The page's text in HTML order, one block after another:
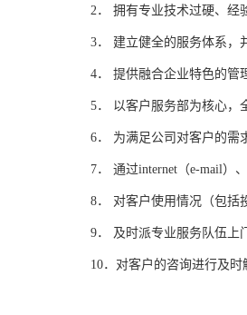
2． 拥有专业技术过硬、经
3． 建立健全的服务体系，
4． 提供融合企业特色的管
5． 以客户服务部为核心，
6． 为满足公司对客户的需
7． 通过internet（e-mail）
8． 对客户使用情况（包括
9． 及时派专业服务队伍上
10．对客户的咨询进行及时